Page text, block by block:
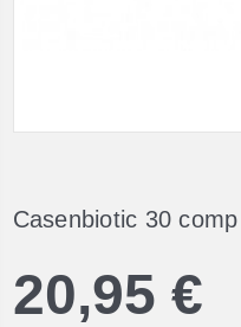
Casenbiotic 30
20,95 €